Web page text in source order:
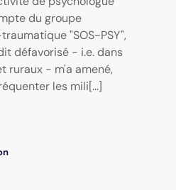
du groupe
"SOS-PSY",
défavorisé - i.e. dans
ruraux - m'a amené,
les mili[...]